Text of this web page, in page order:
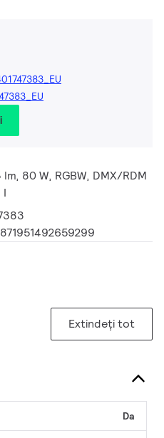
80 W, RGBW, DMX/RDM
I
871951492659299
Extindeți tot
Da